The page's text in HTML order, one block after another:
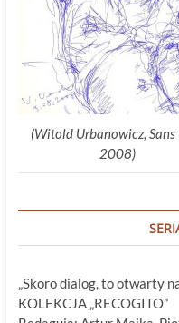
(Witold Urbanowicz, Sans
2008)
„Skoro dialog, to otwarty
KOLEKCJA „RECOGITO”